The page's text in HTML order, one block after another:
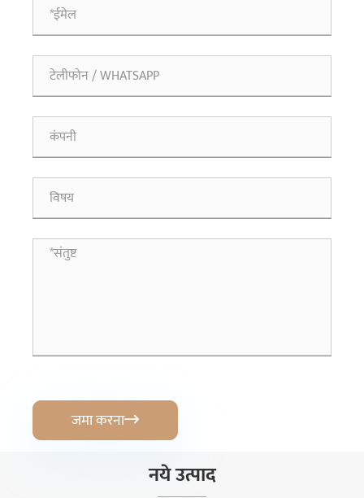
जमा करना
नये उत्पाद